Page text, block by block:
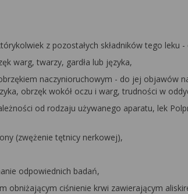
z pozostałych składników tego leku
warg, twarzy, gardła lub języka,
naczynioruchowym - do jej objawów
obrzęk wokół oczu i warg, trudności w
od rodzaju używanego aparatu, lek
(zwężenie tętnicy nerkowej),
odpowiednich badań,
obniżającym ciśnienie krwi zawierającym